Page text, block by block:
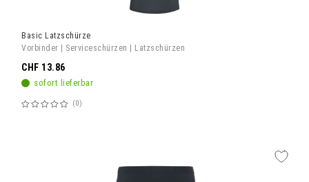
Basic Latzschürze
Vorbinder | Serviceschürzen | Latzschürzen
sofort lieferbar
Bewertung:
0
CHF 13.86